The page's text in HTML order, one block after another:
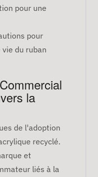
pour une
pour
du ruban
la
de l'adoption
recyclé.
et
liés à la